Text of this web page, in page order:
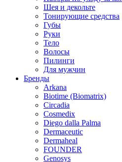
Шея и декольте
Тонирующие средства
Губы
Руки
Тело
Волосы
Пилинги
Для мужчин
Бренды
Arkana
Biotime (Biomatrix)
Circadia
Cosmedix
Diego dalla Palma
Dermaceutic
Dermaheal
FOUNDER
Genosys